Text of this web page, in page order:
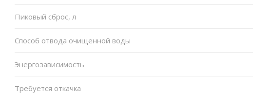
Пиковый сброс, л
Способ отвода очищенной воды
Энергозависимость
Требуется откачка